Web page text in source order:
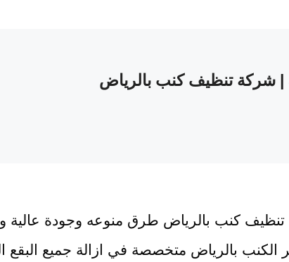
| شركة تنظيف كنب بالرياض
كنب بالرياض طرق منوعه وجودة
الكنب بالرياض متخصصة في ازالة جميع البقع